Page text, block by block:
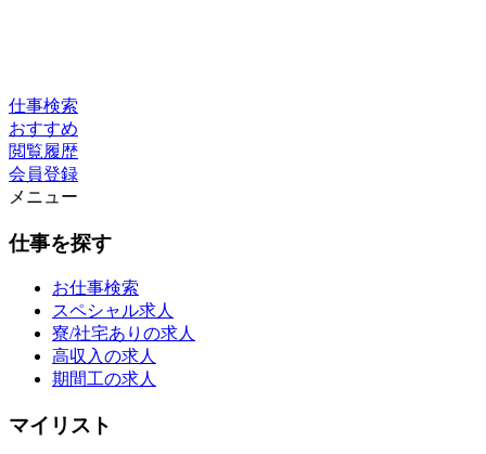
仕事検索
おすすめ
閲覧履歴
会員登録
メニュー
仕事を探す
お仕事検索
スペシャル求人
寮/社宅ありの求人
高収入の求人
期間工の求人
マイリスト